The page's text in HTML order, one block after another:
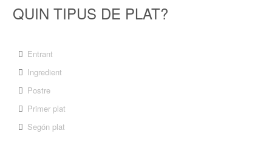
QUIN TIPUS DE PLAT?
Entrant
Ingredient
Postre
Primer plat
Segón plat